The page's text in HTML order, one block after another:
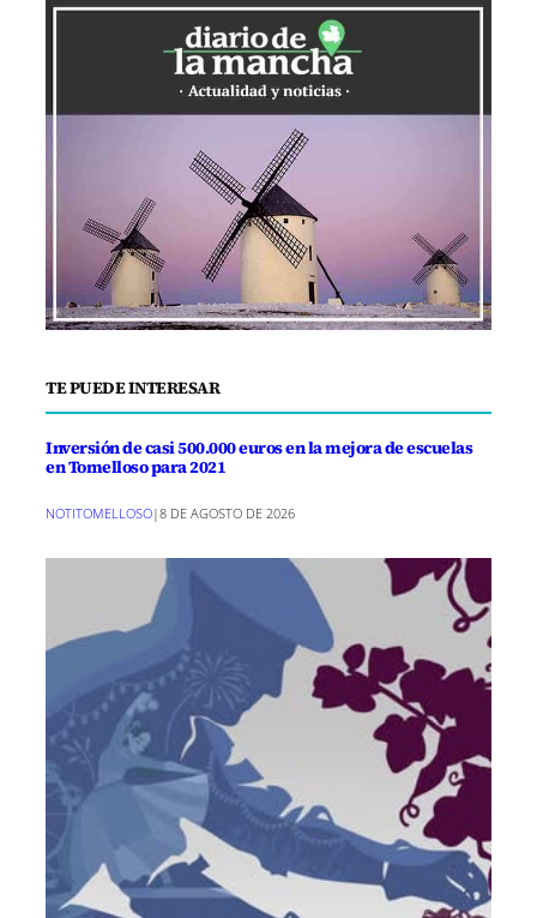
TE PUEDE INTERESAR
Inversión de casi 500.000 euros en la mejora de escuelas
en Tomelloso para 2021
NOTITOMELLOSO|8 DE AGOSTO DE 2026